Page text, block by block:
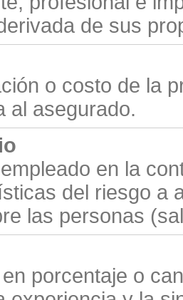
de sus
o costo de la
al asegurado.
en la
del riesgo a
las personas
porcentaje o